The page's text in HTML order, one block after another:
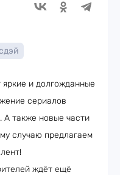
и долгожданные
сериалов
А также новые части
случаю предлагаем
ждёт ещё